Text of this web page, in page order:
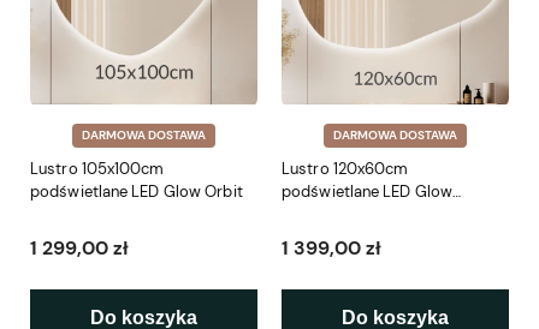
DARMOWA DOSTAWA
Lustro 105x100cm
podświetlane LED Glow Orbit
1 299,00 zł
Do koszyka
DARMOWA DOSTAWA
Lustro 120x60cm
podświetlane LED Glow
1 399,00 zł
Do koszyka